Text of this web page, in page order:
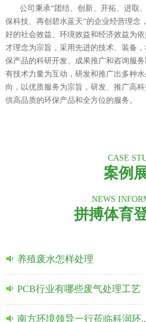
公司秉承“团结、创新、开拓、进取
保科技、再创碧水蓝天”的企业经营理念
好的社会效益、环境效益和经济效益为
才理念为宗旨，采用先进的技术、装备
保产品的科研开发、成果推广和咨询服
有技术力量为互动，研发和推广出多种
向，以优质服务为宗旨，研发、推广高
供高品质的环保产品和全方位的服务。
CASE
案例
NEWS
拼搏体育
养殖废水怎样处理
PCB行业有哪些废气处理工艺
南方环境领导一行莅临科润环